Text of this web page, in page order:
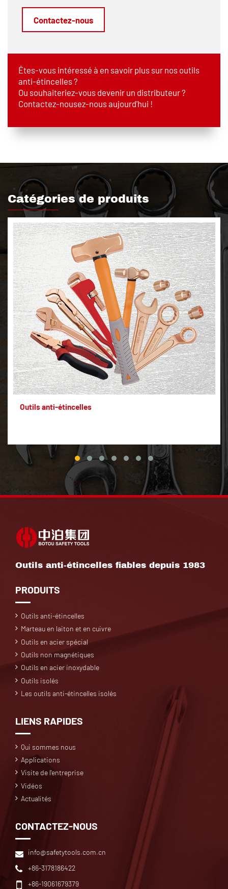
Contactez-nous
Êtes-vous intéressé à en savoir plus sur nos outils
anti-étincelles ?
Ou souhaiteriez-vous devenir un distributeur ?
Contactez-nousez-nous aujourd'hui !
Catégories de produits
Outils anti-étincelles
Outils anti-étincelles fiables depuis 1983
PRODUITS
Outils anti-étincelles
Marteau en laiton et en cuivre
Outils en acier spécial
Outils non magnétiques
Outils en acier inoxydable
Outils isolés
Les outils anti-étincelles isolés
LIENS RAPIDES
Qui sommes nous
Applications
Visite de l'entreprise
Vidéos
Actualités
CONTACTEZ-NOUS
info@safetytools.com.cn
+86-3178186422
+86-19061679379